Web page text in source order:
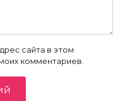
сайта в этом
комментариев.